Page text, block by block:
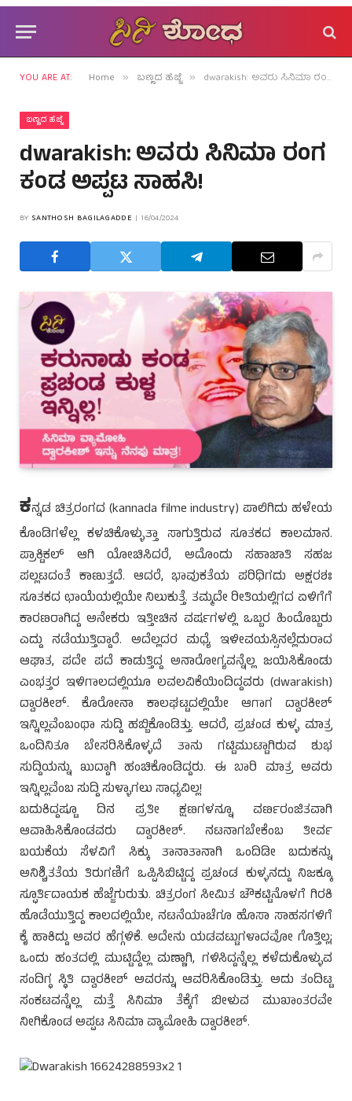
YOU ARE AT: Home » ಬಣ್ಣದ ಹೆಜ್ಜೆ » dwarakish: ಅವರು ಸಿನಿಮಾ ರಂಗ ಕಂಡ ಅಪ್ಪಟ ಸಾಹಸಿ!
ಬಣ್ಣದ ಹೆಜ್ಜೆ
dwarakish: ಅವರು ಸಿನಿಮಾ ರಂಗ
ಕಂಡ ಅಪ್ಪಟ ಸಾಹಸಿ!
BY SANTHOSH BAGILAGADDE 16/04/2024
ಕನ್ನಡ ಚಿತ್ರರಂಗದ (kannada filme industry) ಪಾಲಿಗಿದು ಹಳೇಯ
ಕೊಂಡಿಗಳೆಲ್ಲ ಕಳಚಿಕೊಳ್ಳುತ್ತಾ ಸಾಗುತ್ತಿರುವ ಸೂತಕದ ಕಾಲಮಾನ.
ಪ್ರಾಕ್ಟಿಕಲ್ ಆಗಿ ಯೋಚಿಸಿದರೆ, ಅದೊಂದು ಸಹಾಜಾತಿ ಸಹಜ
ಪಲ್ಲಟದಂತೆ ಕಾಣುತ್ತದೆ. ಆದರೆ, ಭಾವುಕತೆಯ ಪರಿಧಿಗದು ಅಕ್ಷರಶಃ
ಸೂತಕದ ಛಾಯೆಯಲ್ಲಿಯೇ ನಿಲುಕುತ್ತೆ. ತಮ್ಮದೇ ರೀತಿಯಲ್ಲಿಗದ ಏಳಿಗೆಗೆ
ಕಾರಣರಾಗಿದ್ದ ಅನೇಕರು ಇತ್ತೀಚಿನ ವರ್ಷಗಳಲ್ಲಿ ಒಬ್ಬರ ಹಿಂದೊಬ್ಬರು
ಎದ್ದು ನಡೆಯುತ್ತಿದ್ದಾರೆ. ಅದೆಲ್ಲದರ ಮಧ್ಯೆ ಇಳೀವಯಸ್ಸಿನಲ್ಲೆದುರಾದ
ಆಘಾತ, ಪದೇ ಪದೆ ಕಾಡುತ್ತಿದ್ದ ಅನಾರೋಗ್ಯವನ್ನೆಲ್ಲ ಜಯಿಸಿಕೊಂಡು
ಎಂಭತ್ತರ ಇಳಿಗಾಲದಲ್ಲಿಯೂ ಲವಲವಿಕೆಯಿಂದಿದ್ದವರು (dwarakish)
ದ್ವಾರಕೀಶ್. ಕೊರೋನಾ ಕಾಲಘಟ್ಟದಲ್ಲಿಯೇ ಆಗಾಗ ದ್ವಾರಕೀಶ್
ಇನ್ನಿಲ್ಲವೆಂಬಂಥಾ ಸುದ್ದಿ ಹಬ್ಬಿಕೊಂಡಿತ್ತು. ಆದರೆ, ಪ್ರಚಂಡ ಕುಳ್ಳ ಮಾತ್ರ
ಒಂದಿನಿತೂ ಬೇಸರಿಸಿಕೊಳ್ಳದೆ ತಾನು ಗಟ್ಟಿಮುಟ್ಟಾಗಿರುವ ಶುಭ
ಸುದ್ದಿಯನ್ನು ಖುದ್ದಾಗಿ ಹಂಚಿಕೊಂಡಿದ್ದರು. ಈ ಬಾರಿ ಮಾತ್ರ ಅವರು
ಇನ್ನಿಲ್ಲವೆಂಬ ಸುದ್ದಿ ಸುಳ್ಳಾಗಲು ಸಾಧ್ಯವಿಲ್ಲ!
ಬದುಕಿದ್ದಷ್ಟೂ ದಿನ ಪ್ರತೀ ಕ್ಷಣಗಳನ್ನೂ ವರ್ಣರಂಜಿತವಾಗಿ
ಆವಾಹಿಸಿಕೊಂಡವರು ದ್ವಾರಕೀಶ್. ನಟನಾಗಬೇಕೆಂಬ ತೀರ್ವ
ಬಯಕೆಯ ಸೆಳವಿಗೆ ಸಿಕ್ಕು ತಾನಾತಾನಾಗಿ ಒಂದಿಡೀ ಬದುಕನ್ನು
ಅನಿಶ್ಚಿತತೆಯ ತಿರುಗಣಿಗೆ ಒಪ್ಪಿಸಿಬಿಟ್ಟಿದ್ದ ಪ್ರಚಂಡ ಕುಳ್ಳನದ್ದು ನಿಜಕ್ಕೂ
ಸ್ಫೂರ್ತಿದಾಯಕ ಹೆಜ್ಜೆಗುರುತು. ಚಿತ್ರರಂಗ ಸೀಮಿತ ಚೌಕಟ್ಟಿನೊಳಗೆ ಗಿರಕಿ
ಹೊಡೆಯುತ್ತಿದ್ದ ಕಾಲದಲ್ಲಿಯೇ, ನಟನೆಯಾಚೆಗೂ ಹೊಸಾ ಸಾಹಸಗಳಿಗೆ
ಕೈ ಹಾಕಿದ್ದು ಅವರ ಹೆಗ್ಗಳಿಕೆ. ಅದೇನು ಯಡವಟ್ಟುಗಳಾದವೋ ಗೊತ್ತಿಲ್ಲ;
ಒಂದು ಹಂತದಲ್ಲಿ ಮುಟ್ಟಿದ್ದೆಲ್ಲ ಮಣ್ಣಾಗಿ, ಗಳಿಸಿದ್ದನ್ನೆಲ್ಲ ಕಳೆದುಕೊಳ್ಳುವ
ಸಂದಿಗ್ಧ ಸ್ಥಿತಿ ದ್ವಾರಕೀಶ್ ಅವರನ್ನು ಆವರಿಸಿಕೊಂಡಿತ್ತು. ಅದು ತಂದಿಟ್ಟ
ಸಂಕಟವನ್ನೆಲ್ಲ ಮತ್ತೆ ಸಿನಿಮಾ ತೆಕ್ಕೆಗೆ ಬೀಳುವ ಮುಖಾಂತರವೇ
ನೀಗಿಕೊಂಡ ಅಪ್ಪಟ ಸಿನಿಮಾ ವ್ಯಾಮೋಹಿ ದ್ವಾರಕೀಶ್.